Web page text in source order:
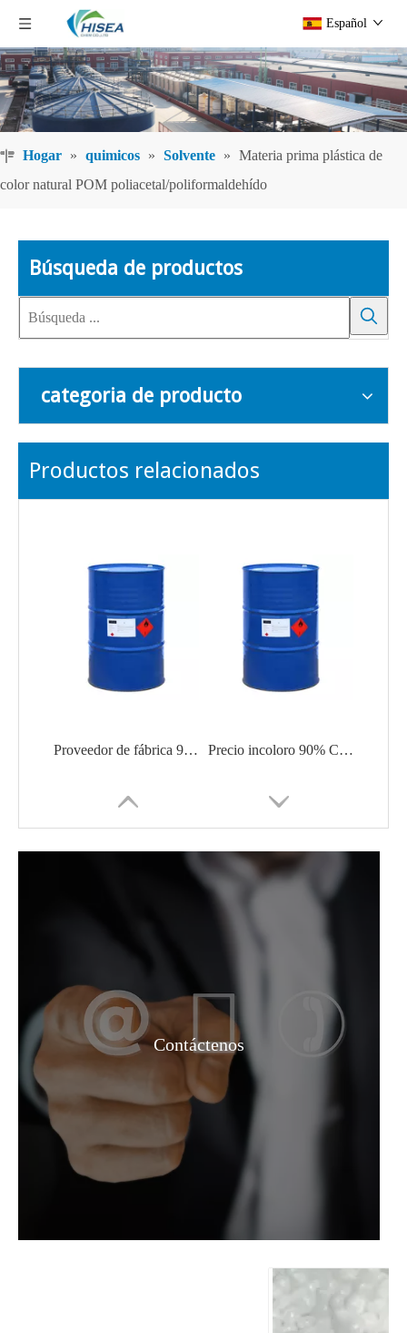
Español
Hogar » quimicos » Solvente » Materia prima plástica de
color natural POM poliacetal/poliformaldehído
Búsqueda de productos
categoria de producto
Productos relacionados
Proveedor de fábrica 99,9% N, N-dimetilformamida DMF CAS 68-12-2 Precio incoloro 90% CH3cooh CAS No 64-19-7 Ácido acético de grado industrial
99% N-Propanol /1-Propanol No. CAS 71-23-8 Código HS 29051210
Mejor calidad 99,9% xileno (certificado ISO) No. CAS: 1330-20-7
Contáctenos